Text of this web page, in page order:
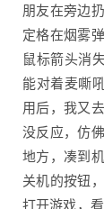
朋友在旁边
定格在烟雾
鼠标箭头消
能对着麦嘶
用后，我又
没反应，仿
地方，凑到
关机的按钮
打开游戏，